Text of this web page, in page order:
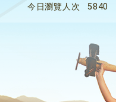
今日瀏覽人次
5840